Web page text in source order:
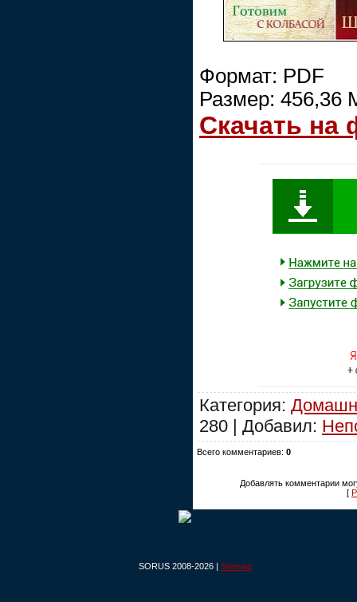
Формат: PDF
Размер: 456,36
Скачать на
Категория:
280 | Добавил:
Всего комментариев: 0
Добавлять комментарии
[
SORUS 2008-2026 | Sitemap